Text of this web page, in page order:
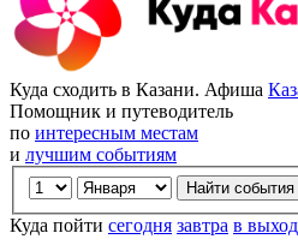
Куда сходить в Казани. Афиша
Помощник и путеводитель
по интересным местам
и лучшим событиям
Куда пойти сегодня завтра в